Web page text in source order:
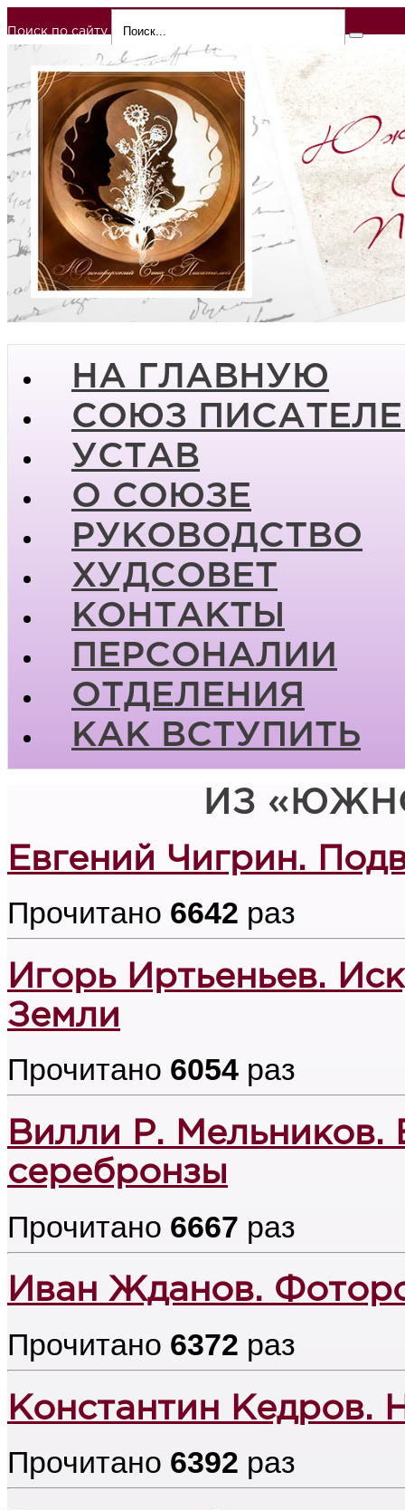
Поиск по сайту
НА ГЛАВНУЮ
СОЮЗ
УСТАВ
О СОЮЗЕ
РУКОВОДСТВО
ХУДСОВЕТ
КОНТАКТЫ
ПЕРСОНАЛИИ
ОТДЕЛЕНИЯ
КАК ВСТУПИТЬ
ИЗ
Евгений Чигрин.
Прочитано 6642 раз
Игорь Иртьеньев.
Земли
Прочитано 6054 раз
Вилли Р. Мельников.
серебронзы
Прочитано 6667 раз
Иван Жданов.
Прочитано 6372 раз
Константин Кедров.
Прочитано 6392 раз